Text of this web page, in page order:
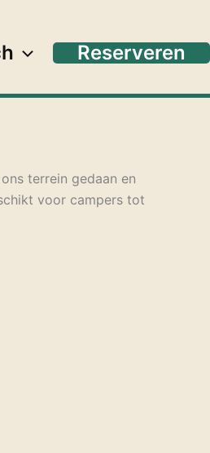
Reserveren
terrein gedaan en
voor campers tot